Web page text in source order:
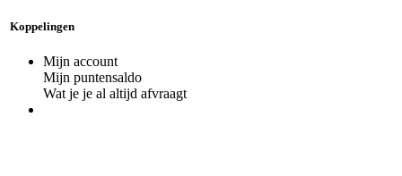
Koppelingen
Mijn account
Mijn puntensaldo
Wat je je al altijd afvraagt